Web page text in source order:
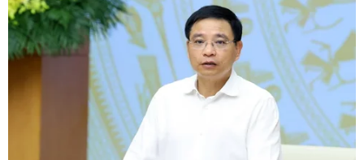
Ninh Bình: 12 học sinh bị chó cắn tại
trường đã đi học trở lại
08/01/2019 05:14
Hiệu trưởng trường Tiểu học Ninh Xuân Phạm Thị Minh
cho biết các vết thương của học sinh hầu hết chỉ xước